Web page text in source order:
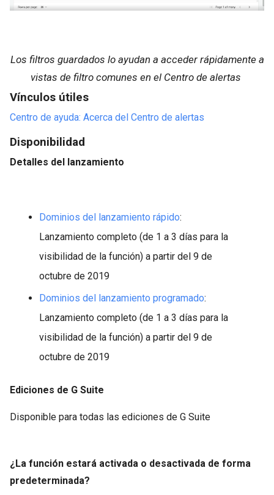
Los filtros guardados lo ayudan a acceder rápidamente a
vistas de filtro comunes en el Centro de alertas
Vínculos útiles
Centro de ayuda: Acerca del Centro de alertas
Disponibilidad
Detalles del lanzamiento
Dominios del lanzamiento rápido:
Lanzamiento completo (de 1 a 3 días para la
visibilidad de la función) a partir del 9 de
octubre de 2019
Dominios del lanzamiento programado:
Lanzamiento completo (de 1 a 3 días para la
visibilidad de la función) a partir del 9 de
octubre de 2019
Ediciones de G Suite
Disponible para todas las ediciones de G Suite
¿La función estará activada o desactivada de forma
predeterminada?